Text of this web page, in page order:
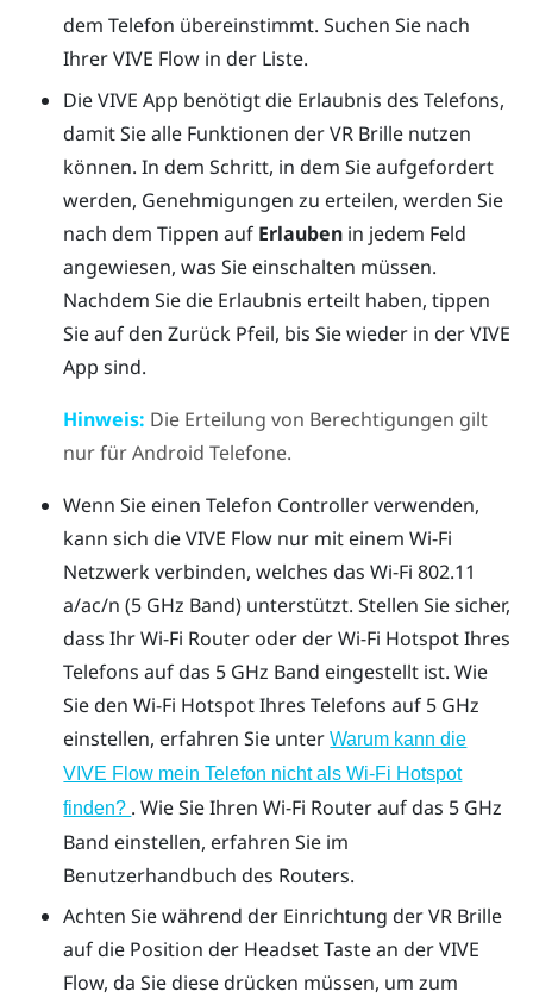
dem Telefon übereinstimmt. Suchen Sie nach
IhrerVIVE Flow in der Liste.
DieVIVE App benötigt die Erlaubnis des Telefons,
damit Sie alle Funktionen der VR Brille nutzen
können. In dem Schritt, in dem Sie aufgefordert
werden, Genehmigungen zu erteilen, werden Sie
nach dem Tippen auf Erlauben in jedem Feld
angewiesen, was Sie einschalten müssen.
Nachdem Sie die Erlaubnis erteilt haben, tippen
Sie auf den Zurück Pfeil, bis Sie wieder in derVIVE
App sind.
Hinweis: Die Erteilung von Berechtigungen gilt
nur fürAndroid Telefone.
Wenn Sie einen Telefon Controller verwenden,
kann sich dieVIVE Flow nur mit einemWi‍-Fi
Netzwerk verbinden, welches dasWi‍-Fi 802.11
a/ac/n (5 GHz Band) unterstützt. Stellen Sie sicher,
dass IhrWi‍-Fi Router oder derWi‍-Fi Hotspot Ihres
Telefons auf das 5 GHz Band eingestellt ist. Wie
Sie denWi‍-Fi Hotspot Ihres Telefons auf 5 GHz
einstellen, erfahren Sie unterWarum kann die
VIVE Flow mein Telefon nicht als Wi‍-Fi Hotspot
finden? . Wie Sie IhrenWi‍-Fi Router auf das 5 GHz
Band einstellen, erfahren Sie im
Benutzerhandbuch des Routers.
Achten Sie während der Einrichtung der VR Brille
auf die Position der HeadsetTaste an derVIVE
Flow, da Sie diese drücken müssen, um zum